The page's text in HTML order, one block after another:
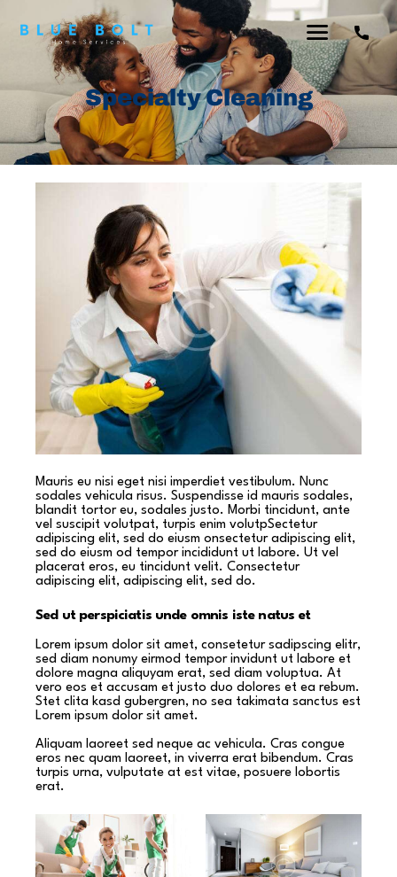
Specialty Cleaning
Mauris eu nisi eget nisi imperdiet vestibulum. Nunc
sodales vehicula risus. Suspendisse id mauris sodales,
blandit tortor eu, sodales justo. Morbi tincidunt, ante
vel suscipit volutpat, turpis enim volutpSectetur
adipiscing elit, sed do eiusm onsectetur adipiscing elit,
sed do eiusm od tempor incididunt ut labore. Ut vel
placerat eros, eu tincidunt velit. Consectetur
adipiscing elit, adipiscing elit, sed do.
Sed ut perspiciatis unde omnis iste natus et
Lorem ipsum dolor sit amet, consetetur sadipscing elitr,
sed diam nonumy eirmod tempor invidunt ut labore et
dolore magna aliquyam erat, sed diam voluptua. At
vero eos et accusam et justo duo dolores et ea rebum.
Stet clita kasd gubergren, no sea takimata sanctus est
Lorem ipsum dolor sit amet.
Aliquam laoreet sed neque ac vehicula. Cras congue
eros nec quam laoreet, in viverra erat bibendum. Cras
turpis urna, vulputate at est vitae, posuere lobortis
erat.